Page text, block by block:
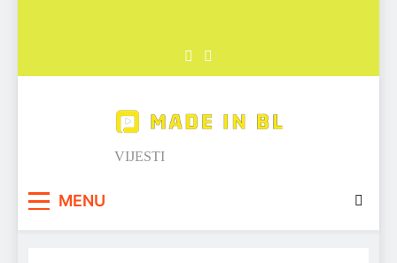
Made in BL
VIJESTI
MENU